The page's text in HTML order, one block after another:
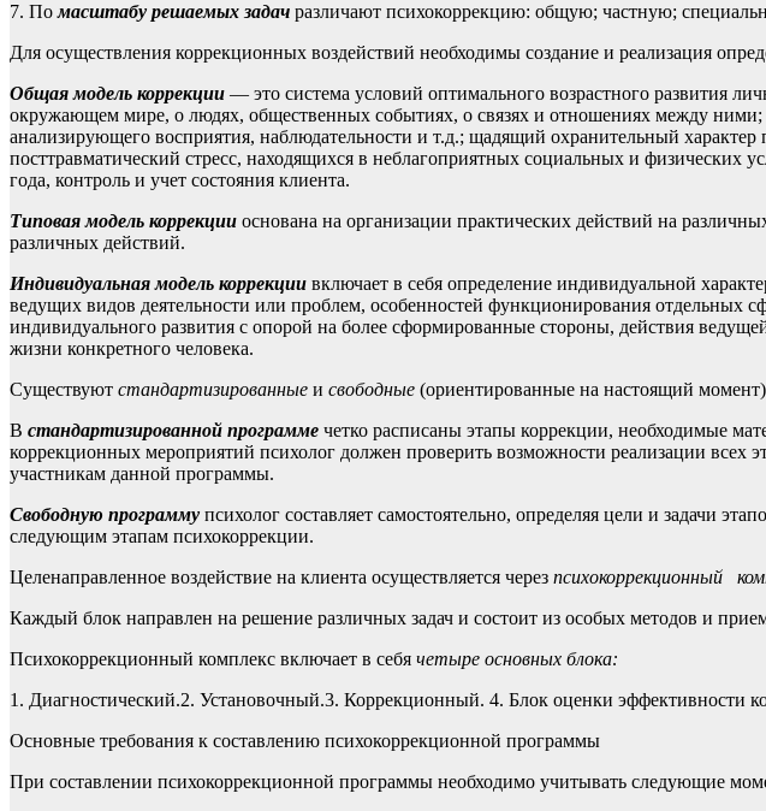
7. Помасштабу решаемых задач различают психокоррекцию: общую; частную;
Для осуществления коррекционных воздействий необходимы создание и реализация
Общая модель коррекции — это система условий оптимального возрастного развития
окружающем мире, о людях, общественных событиях, о связях и отношениях между ними;
анализирующего восприятия, наблюдательности и т.д.; щадящий охранительный
посттравматический стресс, находящихся в неблагоприятных социальных и физических
года, контроль и учет состояния клиента.
Типовая модель коррекции основана на организации практических действий на
различных действий.
Индивидуальная модель коррекции включает в себя определение индивидуальной
ведущих видов деятельности или проблем, особенностей функционирования отдельных
индивидуального развития с опорой на более сформированные стороны, действия
жизни конкретного человека.
Существуют стандартизированные и свободные (ориентированные на настоящий
В стандартизированной программе четко расписаны этапы коррекции, необходимые
коррекционных мероприятий психолог должен проверить возможности реализации всех
участникам данной программы.
Свободную программу психолог составляет самостоятельно, определяя цели и задачи
следующим этапам психокоррекции.
Целенаправленное воздействие на клиента осуществляется через психокоррекционный
Каждый блок направлен на решение различных задач и состоит из особых методов и
Психокоррекционный комплекс включает в себя четыре основных блока:
1. Диагностический.2. Установочный.3. Коррекционный. 4. Блок оценки эффективности
Основные требования к составлению психокоррекционной программы
При составлении психокоррекционной программы необходимо учитывать следующие